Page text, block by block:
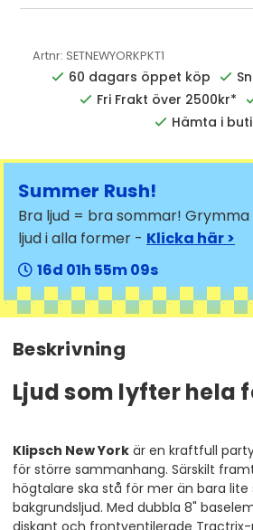
Artnr: SETNEWYORKPKT1
60 dagars öppet köp
Fri Frakt över 2500kr*
Hämta i
Summer Rush!
Bra ljud = bra sommar!
ljud i alla former - Klicka här >
16
01 55 08
Beskrivning
Ljud som lyfter hela
Klipsch New York är en kraftfull
för större sammanhang. Särskilt
högtalare ska stå för mer än bara lite
bakgrundsljud. Med dubbla 8"